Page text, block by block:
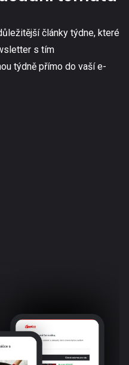
články týdne, které
s tím
týdně přímo do vaší e-